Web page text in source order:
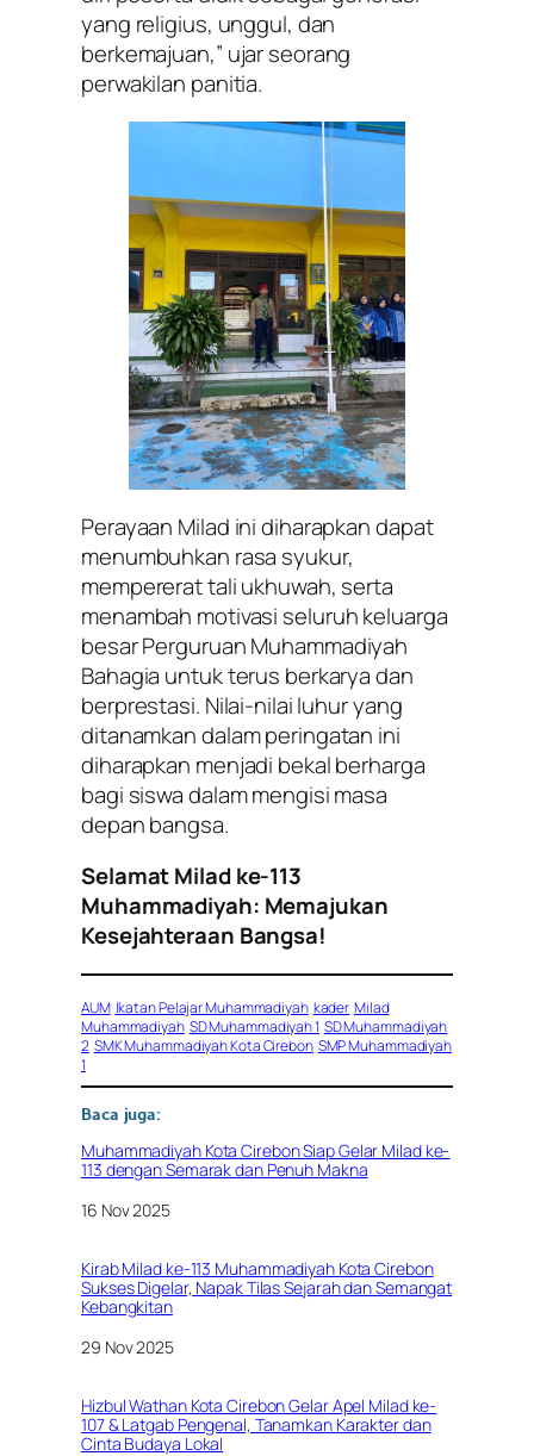
yang religius, unggul, dan
berkemajuan,” ujar seorang
perwakilan panitia.
Perayaan Milad ini diharapkan dapat
menumbuhkan rasa syukur,
mempererat tali ukhuwah, serta
menambah motivasi seluruh keluarga
besar Perguruan Muhammadiyah
Bahagia untuk terus berkarya dan
berprestasi. Nilai-nilai luhur yang
ditanamkan dalam peringatan ini
diharapkan menjadi bekal berharga
bagi siswa dalam mengisi masa
depan bangsa.
Selamat Milad ke-113
Muhammadiyah: Memajukan
Kesejahteraan Bangsa!
AUM Ikatan Pelajar Muhammadiyah kader Milad
Muhammadiyah SD Muhammadiyah 1 SD Muhammadiyah
2 SMK Muhammadiyah Kota Cirebon SMP Muhammadiyah
1
Baca juga:
Muhammadiyah Kota Cirebon Siap Gelar Milad ke-
113 dengan Semarak dan Penuh Makna
Tanggal
16 Nov 2025
Kirab Milad ke-113 Muhammadiyah Kota Cirebon
Sukses Digelar, Napak Tilas Sejarah dan Semangat
Kebangkitan
Tanggal
29 Nov 2025
Hizbul Wathan Kota Cirebon Gelar Apel Milad ke-
107 & Latgab Pengenal, Tanamkan Karakter dan
Cinta Budaya Lokal